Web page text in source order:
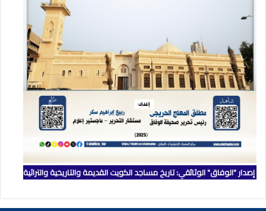
إصدار "الوفاق" الوثائقي: تاريخ مساجد الكويت القديمة والتاريخية والتراثية